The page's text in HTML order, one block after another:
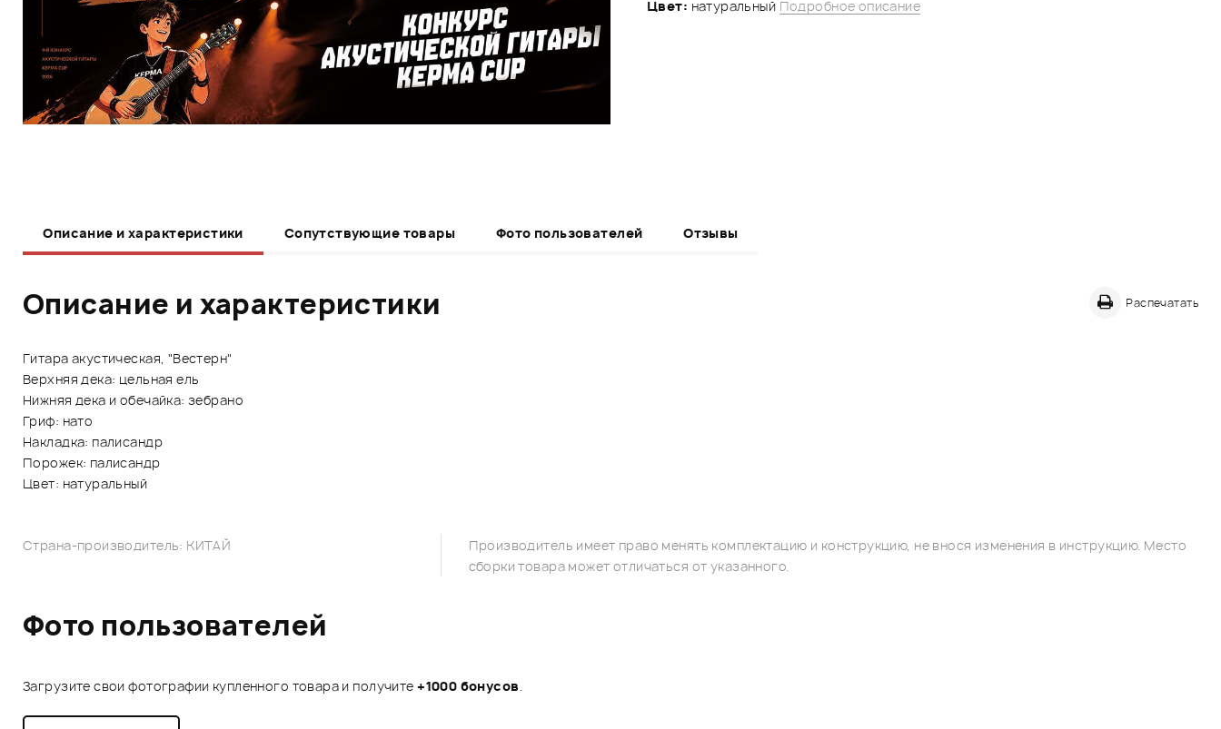
Цвет: натуральный Подробное описание
Описание и характеристики Сопутствующие товары Фото пользователей Отзывы
Описание и характеристики Распечатать
Гитара акустическая, "Вестерн"
Верхняя дека: цельная ель
Нижняя дека и обечайка: зебрано
Гриф: нато
Накладка: палисандр
Порожек: палисандр
Цвет: натуральный
Страна-производитель: КИТАЙ
Производитель имеет право менять комплектацию и конструкцию, не внося изменения в инструкцию. Место
сборки товара может отличаться от указанного.
Фото пользователей
Загрузите свои фотографии купленного товара и получите+1000 бонусов.